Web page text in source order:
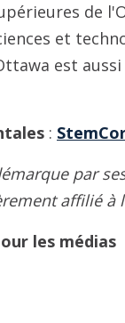
de
et
est
:
par
affilié à
les médias